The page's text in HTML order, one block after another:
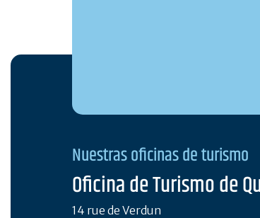
Nuestras oficinas de turismo
Oficina de Turismo de
14 rue de Verdun